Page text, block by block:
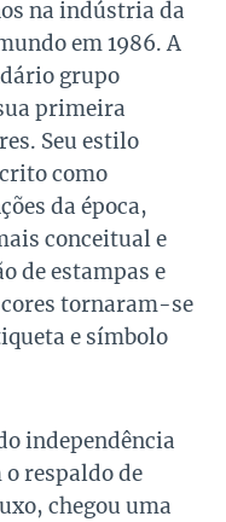
na indústria da
em 1986. A
grupo
primeira
Seu estilo
como
da época,
conceitual e
de estampas e
tornaram-se
e símbolo
independência
respaldo de
chegou uma